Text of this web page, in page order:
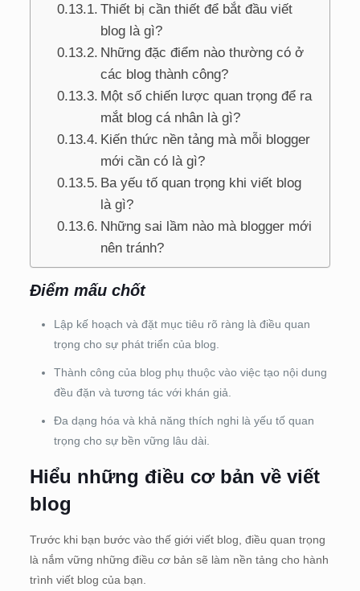
Thiết bị cần thiết để bắt đầu viết
blog là gì?
Những đặc điểm nào thường có ở
các blog thành công?
Một số chiến lược quan trọng để ra
mắt blog cá nhân là gì?
Kiến thức nền tảng mà mỗi blogger
mới cần có là gì?
Ba yếu tố quan trọng khi viết blog
là gì?
Những sai lầm nào mà blogger mới
nên tránh?
Điểm mấu chốt
Lập kế hoạch và đặt mục tiêu rõ ràng là điều quan
trọng cho sự phát triển của blog.
Thành công của blog phụ thuộc vào việc tạo nội dung
đều đặn và tương tác với khán giả.
Đa dạng hóa và khả năng thích nghi là yếu tố quan
trọng cho sự bền vững lâu dài.
Hiểu những điều cơ bản về viết
blog
Trước khi bạn bước vào thế giới viết blog, điều quan trọng
là nắm vững những điều cơ bản sẽ làm nền tảng cho hành
trình viết blog của bạn.